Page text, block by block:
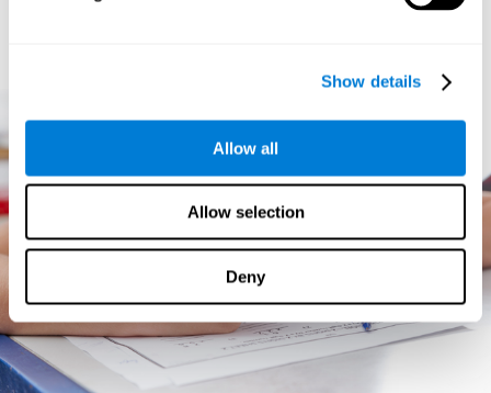
Show details
Allow all
Allow selection
Deny
comme des problèmes pour reconnaître et dire l'heure. Ils ont